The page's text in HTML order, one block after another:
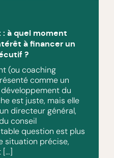
à quel moment
à financer un
?
(ou coaching
comme un
du
est juste, mais elle
directeur général,
conseil
question est plus
situation précise,
[…]